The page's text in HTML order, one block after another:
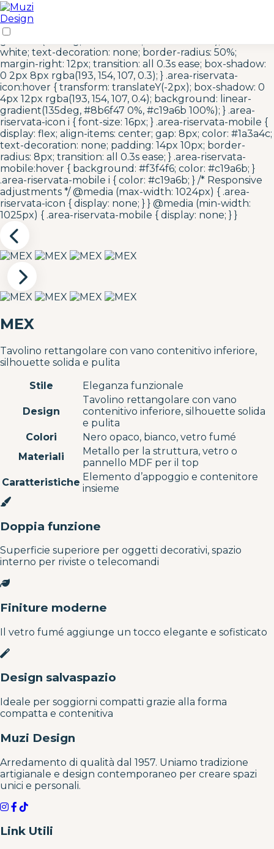
/* Area Riservata Icon Styles */ .area-riservata-icon {
display: inline-flex; align-items: center; justify-content:
center; width: 40px; height: 40px; background: linear-
white; text-decoration: none; border-radius: 50%;
margin-right: 12px; transition: all 0.3s ease; box-shadow:
0 2px 8px rgba(193, 154, 107, 0.3); } .area-riservata-
icon:hover { transform: translateY(-2px); box-shadow: 0
4px 12px rgba(193, 154, 107, 0.4); background: linear-
gradient(135deg, #8b6f47 0%, #c19a6b 100%); } .area-
riservata-icon i { font-size: 16px; } .area-riservata-mobile {
display: flex; align-items: center; gap: 8px; color: #1a3a4c;
text-decoration: none; padding: 14px 10px; border-
radius: 8px; transition: all 0.3s ease; } .area-riservata-
mobile:hover { background: #f3f4f6; color: #c19a6b; }
.area-riservata-mobile i { color: #c19a6b; } /* Responsive
adjustments */ @media (max-width: 1024px) { .area-
riservata-icon { display: none; } } @media (min-width:
1025px) { .area-riservata-mobile { display: none; } }
MEX
Tavolino rettangolare con vano contenitivo inferiore,
silhouette solida e pulita
Stile
Eleganza funzionale
Design
Tavolino rettangolare con vano
contenitivo inferiore, silhouette solida
e pulita
Colori
Nero opaco, bianco, vetro fumé
Materiali
Metallo per la struttura, vetro o
pannello MDF per il top
Caratteristiche Elemento d’appoggio e contenitore
insieme
Doppia funzione
Superficie superiore per oggetti decorativi, spazio
interno per riviste o telecomandi
Finiture moderne
Il vetro fumé aggiunge un tocco elegante e sofisticato
Design salvaspazio
Ideale per soggiorni compatti grazie alla forma
compatta e contenitiva
Muzi Design
Arredamento di qualità dal 1957. Uniamo tradizione
artigianale e design contemporaneo per creare spazi
unici e personali.
Link Utili